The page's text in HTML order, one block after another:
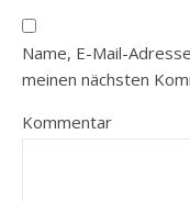
Name, E-Mail-
meinen nächsten
Kommentar